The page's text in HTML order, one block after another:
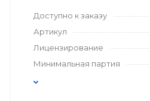
Доступно к заказу
Артикул
Лицензирование
Минимальная партия